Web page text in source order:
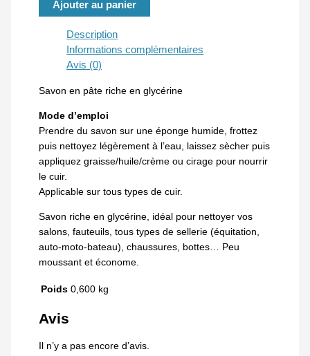
Savon
Ajouter au panier
Description
Informations complémentaires
Avis (0)
Savon en pâte riche en glycérine
Mode d’emploi
Prendre du savon sur une éponge humide, frottez
puis nettoyez légèrement à lʼeau, laissez sècher puis
appliquez graisse/huile/crème ou cirage pour nourrir
le cuir.
Applicable sur tous types de cuir.
Savon riche en glycérine, idéal pour nettoyer vos
salons, fauteuils, tous types de sellerie (équitation,
auto-moto-bateau), chaussures, bottes… Peu
moussant et économe.
Poids 0,600 kg
Avis
Il n’y a pas encore d’avis.